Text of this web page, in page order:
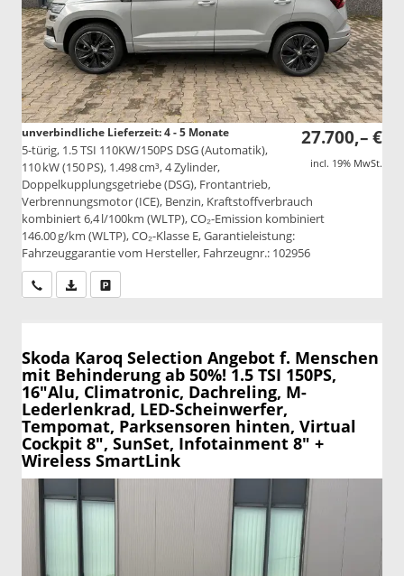
27.700,– €
incl. 19% MwSt.
unverbindliche Lieferzeit: 4 - 5 Monate
5-türig, 1.5 TSI 110KW/150PS DSG (Automatik),
110 kW (150 PS), 1.498 cm³, 4 Zylinder,
Doppelkupplungsgetriebe (DSG), Frontantrieb,
Verbrennungsmotor (ICE), Benzin, Kraftstoffverbrauch
kombiniert 6,4 l/100km (WLTP), CO₂-Emission kombiniert
146.00 g/km (WLTP), CO₂-Klasse E, Garantieleistung:
Fahrzeuggarantie vom Hersteller, Fahrzeugnr.: 102956
Wir rufen Sie anPDF-Datei, Fahrzeugexposé drucken
Skoda Karoq Selection Angebot f. Menschen
mit Behinderung ab 50%! 1.5 TSI 150PS,
16"Alu, Climatronic, Dachreling, M-
Lederlenkrad, LED-Scheinwerfer,
Tempomat, Parksensoren hinten, Virtual
Cockpit 8", SunSet, Infotainment 8" +
Wireless SmartLink